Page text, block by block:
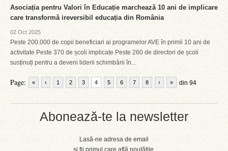
Abonează-te la newsletter
Lasă-ne adresa de email
și fii primul care află noutățile.
Asociația pentru Valori în Educație marchează 10 ani de implicare
care transformă ireversibil educația din România
02 Oct 2025
Peste 200.000 de copii beneficiari ai programelor AVE în primii 10 ani de
activitate Peste 370 de școli implicate Peste 260 de directori de școli
susținuți pentru a deveni liderii schimbării în...
Page: « ‹ 1 2 3 4 5 6 7 8 din 94
› »